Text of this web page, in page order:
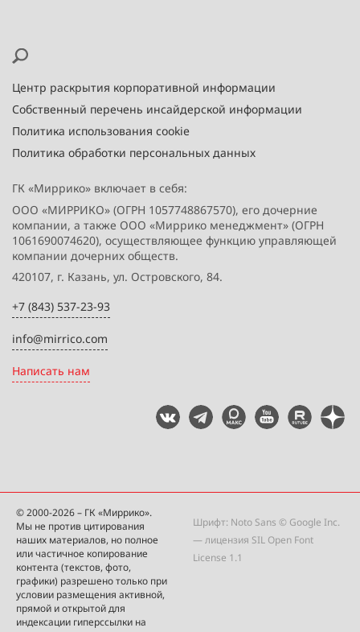
Центр раскрытия корпоративной информации
Собственный перечень инсайдерской информации
Политика использования cookie
Политика обработки персональных данных
ГК «Миррико» включает в себя:
ООО «МИРРИКО» (ОГРН 1057748867570), его дочерние
компании, а также ООО «Миррико менеджмент» (ОГРН
1061690074620), осуществляющее функцию управляющей
компании дочерних обществ.
420107, г. Казань, ул. Островского, 84.
+7 (843) 537-23-93
info@mirrico.com
Написать нам
© 2000-2026 – ГК «Миррико».
Мы не против цитирования
наших материалов, но полное
или частичное копирование
контента (текстов, фото,
графики) разрешено только при
условии размещения активной,
прямой и открытой для
индексации гиперссылки на
Шрифт: Noto Sans © Google Inc.
— лицензия SIL Open Font
License 1.1